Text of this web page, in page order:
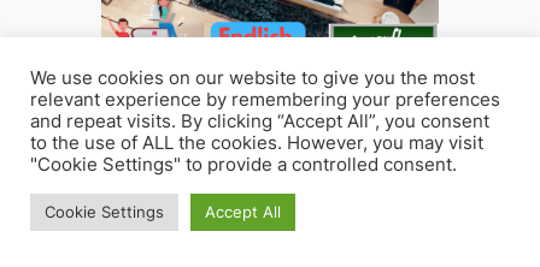
S
u
c
h
Montag
13:00 – 18:30
Dienstag
13:00 – 18:30
Mittwoch
13:00 – 18:30
We use cookies on our website to give you the most
relevant experience by remembering your preferences
and repeat visits. By clicking “Accept All”, you consent
to the use of ALL the cookies. However, you may visit
"Cookie Settings" to provide a controlled consent.
Cookie Settings Accept All